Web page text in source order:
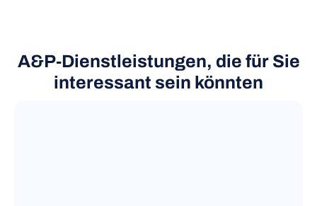
A&P‑Dienstleistungen, die für Sie
interessant sein könnten